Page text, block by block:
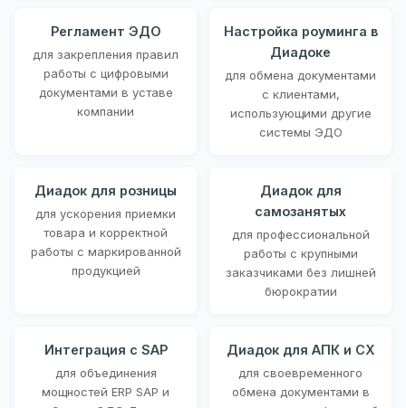
Регламент ЭДО
для закрепления правил
работы с цифровыми
документами в уставе
компании
Настройка роуминга в
Диадоке
для обмена документами
с клиентами,
использующими другие
системы ЭДО
Диадок для розницы
для ускорения приемки
товара и корректной
работы с маркированной
продукцией
Диадок для
самозанятых
для профессиональной
работы с крупными
заказчиками без лишней
бюрократии
Интеграция с SAP
для объединения
мощностей ERP SAP и
Диадок для АПК и СХ
для своевременного
обмена документами в